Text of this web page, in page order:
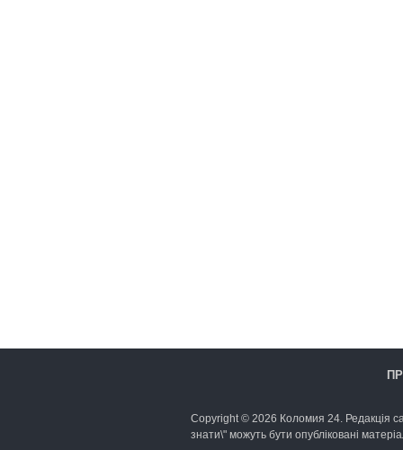
Copyright © 2026 Коломия 24. Редакція
знати\" можуть бути опубліковані